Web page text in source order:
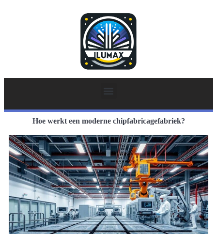
Hoe werkt een moderne chipfabricagefabriek?